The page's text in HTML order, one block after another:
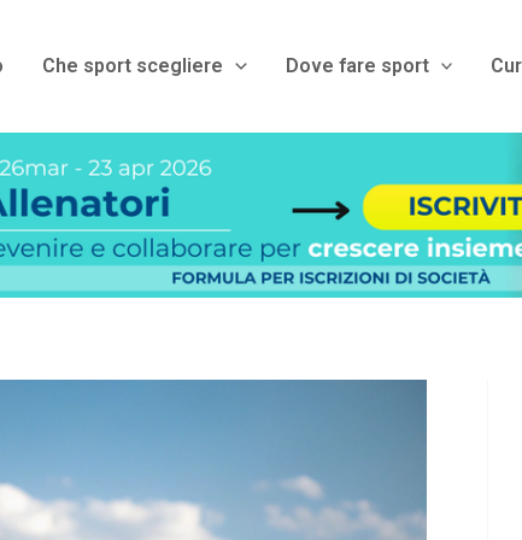
Che sport scegliere Dove fare sport